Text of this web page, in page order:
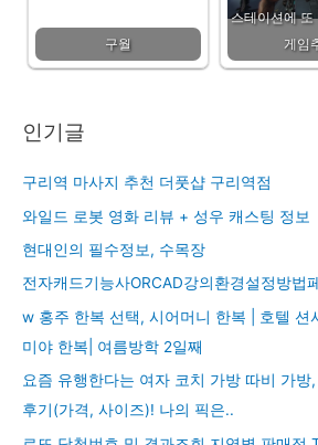
구월
스테이션에 또
게임
인기글
구리역 마사지 추천 더풋샵 구리역점
와일드 로봇 영화 리뷰 + 성우 캐스팅 정보
현대인의 필수정보, 수목장
전자캐드기능사ORCAD강의환경설정방법
w 홍주 한복 선택, 시어머니 한복 | 호텔 션
미야 한복| 여름방학 2일째
요즘 유행한다는 여자 코치 가방 따비 가방
후기(가격, 사이즈)! 나의 픽은..